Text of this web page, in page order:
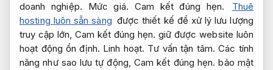
doanh nghiệp. Mức giá. Cam kết đúng hẹn.
Thuê
hosting luôn sẵn sàng được thiết kế để xử lý lưu lượng
truy cập lớn,Cam kết đúng hẹn. giữ được website luôn
hoạt động ổn định. Linh hoạt. Tư vấn tận tâm. Các tính
năng như sao lưu tự động, Cam kết đúng hẹn. bảo mật